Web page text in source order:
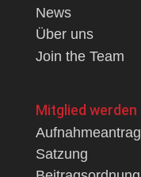
News
Über uns
Join the Team
Mitglied werden
Aufnahmeantrag
Satzung